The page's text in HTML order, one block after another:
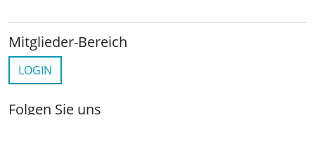
Mitglieder-Bereich
LOGIN
Folgen Sie uns